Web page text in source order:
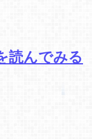
読んでみる